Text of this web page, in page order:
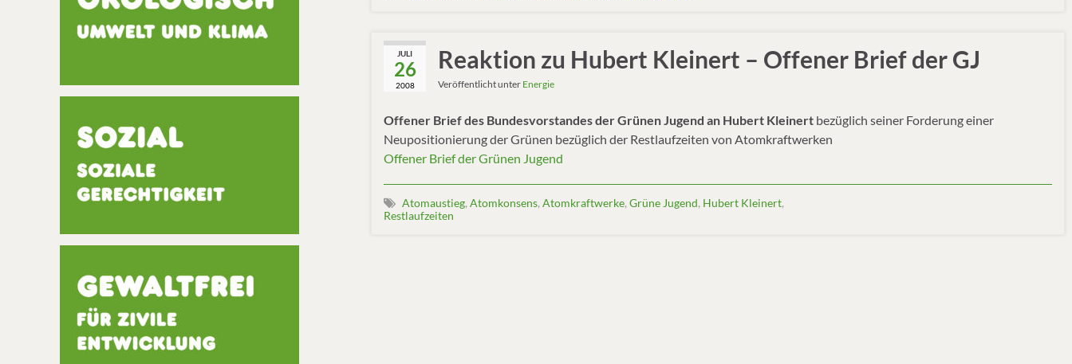
JULI
26
2008
Reaktion zu Hubert Kleinert – Offener Brief der GJ
Veröffentlicht unter Energie
Offener Brief des Bundesvorstandes der Grünen Jugend an Hubert Kleinert bezüglich seiner Forderung einer
Neupositionierung der Grünen bezüglich der Restlaufzeiten von Atomkraftwerken
Offener Brief der Grünen Jugend
Atomaustieg, Atomkonsens, Atomkraftwerke, Grüne Jugend, Hubert Kleinert,
Restlaufzeiten